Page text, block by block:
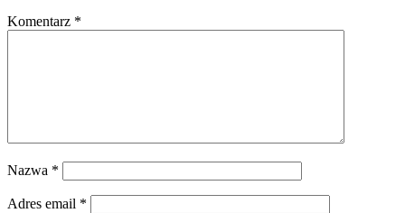
Komentarz *
Nazwa *
Adres email *